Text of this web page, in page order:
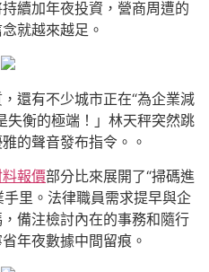
續加年夜投資，營商周遭的
就越來越足。
還有不少城市正在“為企業減
失衡的極端！」林天秤突然跳
的聲音發布指令。。
報價部分比來展開了“掃碼進
手里。法律職員需求提早與企
備注檢討內在的事務和隨行
年夜數據中間留痕。